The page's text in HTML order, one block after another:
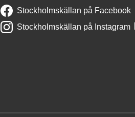
Stockholmskällan på Facebook
Stockholmskällan på Instagram